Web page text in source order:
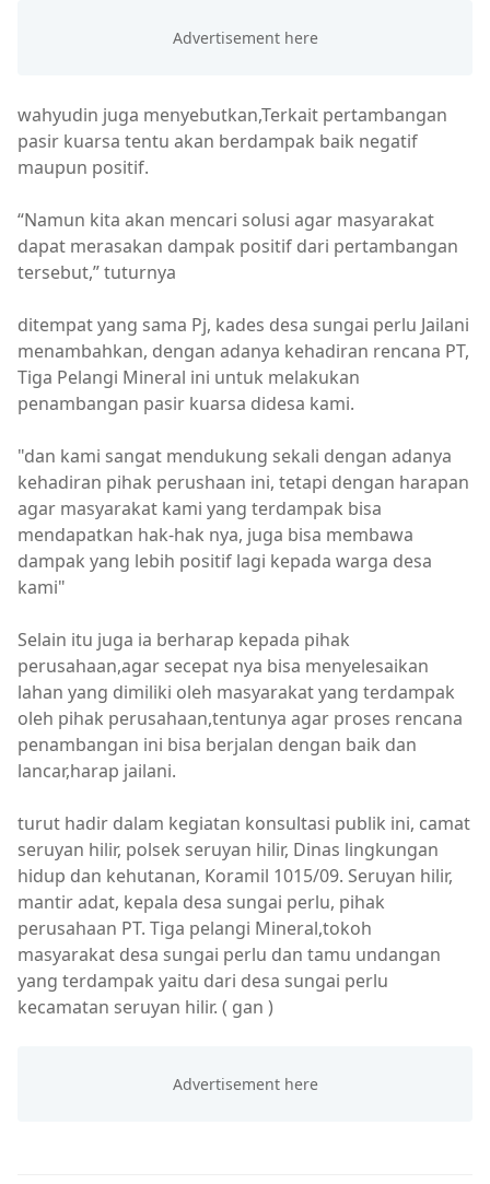
wahyudin juga menyebutkan,Terkait pertambangan
pasir kuarsa tentu akan berdampak baik negatif
maupun positif.
“Namun kita akan mencari solusi agar masyarakat
dapat merasakan dampak positif dari pertambangan
tersebut,” tuturnya
ditempat yang sama Pj, kades desa sungai perlu Jailani
menambahkan, dengan adanya kehadiran rencana PT,
Tiga Pelangi Mineral ini untuk melakukan
penambangan pasir kuarsa didesa kami.
"dan kami sangat mendukung sekali dengan adanya
kehadiran pihak perushaan ini, tetapi dengan harapan
agar masyarakat kami yang terdampak bisa
mendapatkan hak-hak nya, juga bisa membawa
dampak yang lebih positif lagi kepada warga desa
kami"
Selain itu juga ia berharap kepada pihak
perusahaan,agar secepat nya bisa menyelesaikan
lahan yang dimiliki oleh masyarakat yang terdampak
oleh pihak perusahaan,tentunya agar proses rencana
penambangan ini bisa berjalan dengan baik dan
lancar,harap jailani.
turut hadir dalam kegiatan konsultasi publik ini, camat
seruyan hilir, polsek seruyan hilir, Dinas lingkungan
hidup dan kehutanan, Koramil 1015/09. Seruyan hilir,
mantir adat, kepala desa sungai perlu, pihak
perusahaan PT. Tiga pelangi Mineral,tokoh
masyarakat desa sungai perlu dan tamu undangan
yang terdampak yaitu dari desa sungai perlu
kecamatan seruyan hilir. ( gan )